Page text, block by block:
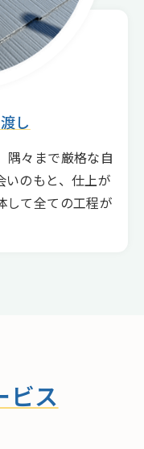
し
隅々まで厳格な自
いのもと、仕上が
して全ての工程が
ビス